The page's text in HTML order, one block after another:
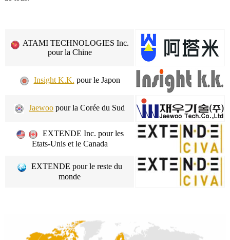
ATAMI TECHNOLOGIES Inc.
pour la Chine
Insight K.K. pour le Japon
Jaewoo pour la Corée du Sud
EXTENDE Inc. pour les
Etats-Unis et le Canada
EXTENDE pour le reste du
monde